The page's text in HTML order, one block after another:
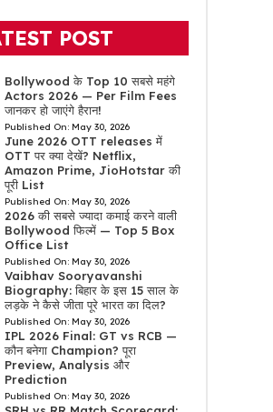
POST
Bollywood के Top 10 सबसे महंगे
Actors 2026 — Per Film Fees
जानकर हो जाएंगे हैरान!
Published On: May 30, 2026
June 2026 OTT releases में
OTT पर क्या देखें? Netflix,
Amazon Prime, JioHotstar की
पूरी List
Published On: May 30, 2026
2026 की सबसे ज्यादा कमाई करने वाली
Bollywood फिल्में — Top 5 Box
Office List
Published On: May 30, 2026
Vaibhav Sooryavanshi
Biography: बिहार के इस 15 साल के
लड़के ने कैसे जीता पूरे भारत का दिल?
Published On: May 30, 2026
IPL 2026 Final: GT vs RCB —
कौन बनेगा Champion? पूरा
Preview, Analysis और
Prediction
Published On: May 30, 2026